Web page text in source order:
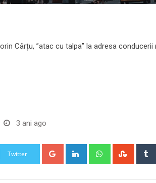
3 ani ago
Twitter Google+ LinkedIn Whatsapp